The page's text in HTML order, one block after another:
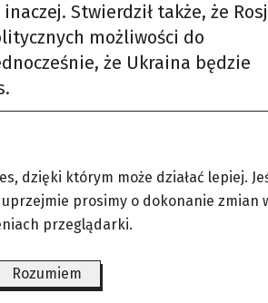
Stwierdził także, że
możliwości do
że Ukraina będzie
żołnierzy po skutkach wojny
i przyszłość
jest bolesna, nawet jeśli
nie chce niekończącej się
Rosjan. Dodał ponadto, że
dzięki którym może działać lepiej.
uprzejmie prosimy o dokonanie zmian
przeglądarki.
Rozumiem